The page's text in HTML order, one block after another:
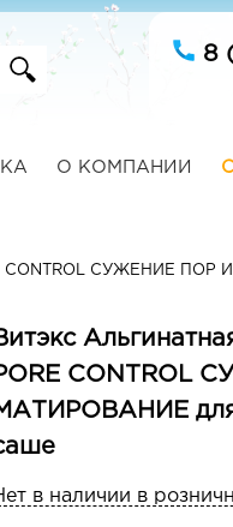
8
О КОМПАНИИ
CONTROL СУЖЕНИЕ
CONTROL
для
в наличии в